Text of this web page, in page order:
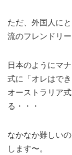
ただ、外国人に
流のフレンドリ
日本のようにマ
式に「オレはで
オーストラリア
る・・・
なかなか難しい
します〜。